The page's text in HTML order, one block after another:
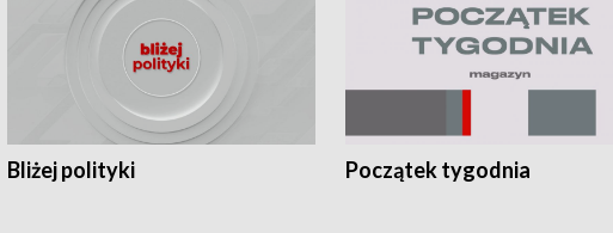
Bliżej polityki Początek tygodnia